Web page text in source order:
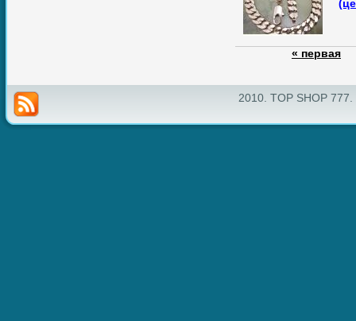
« первая
2010. TOP SHOP 777.